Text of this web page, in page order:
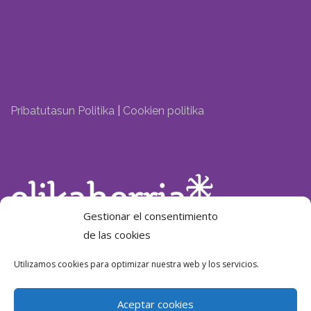
Gestionar el consentimiento
de las cookies
Utilizamos cookies para optimizar nuestra web y los servicios.
Aceptar cookies
Pribatutasun Politika Cookien politika
Laguntzailea: